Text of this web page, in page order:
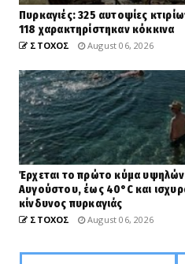
Πυρκαγιές: 325 αυτοψίες
118 χαρακτηρίστηκαν κόκκινα
ΣΤΟΧΟΣ August 06, 2026
Έρχεται το πρώτο κύμα
Αυγούστου, έως 40°C και
κίνδυνος πυρκαγιάς
ΣΤΟΧΟΣ August 06, 2026